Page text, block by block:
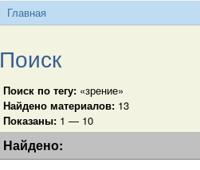
Главная
Поиск
Поиск по тегу: «зрение»
Найдено материалов: 13
Показаны: 1 — 10
Найдено: